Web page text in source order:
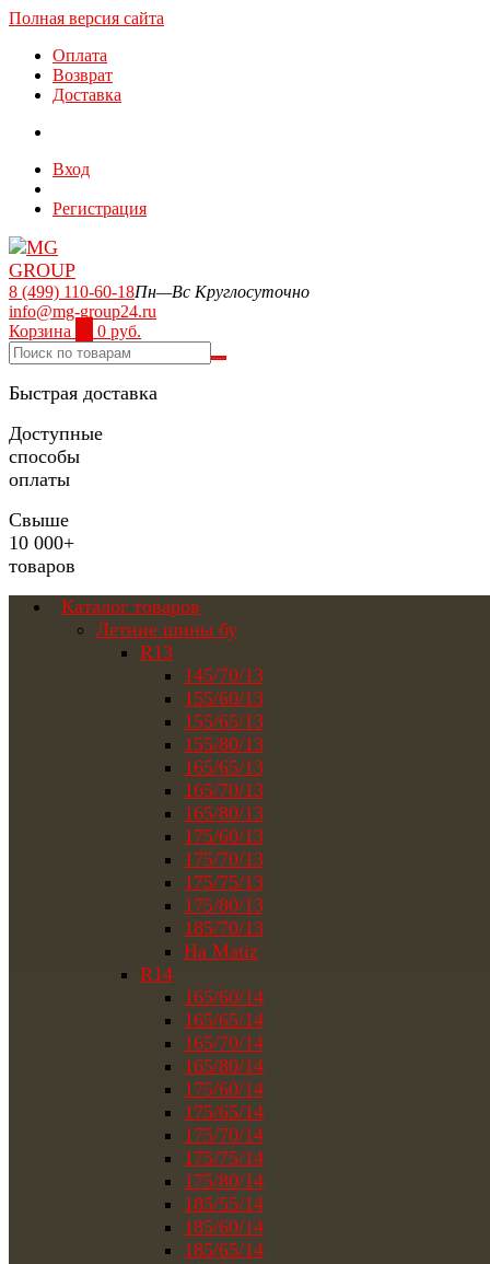
Полная версия сайта
Оплата
Возврат
Доставка
Вход
Регистрация
8 (499) 110-60-18Пн—Вс Круглосуточно
info@mg-group24.ru
Корзина
0 руб.
Быстрая доставка
Доступные
способы
оплаты
Свыше
10 000+
товаров
Каталог товаров
Летние шины бу
R13
145/70/13
155/60/13
155/65/13
155/80/13
165/65/13
165/70/13
165/80/13
175/60/13
175/70/13
175/75/13
175/80/13
185/70/13
На Matiz
R14
165/60/14
165/65/14
165/70/14
165/80/14
175/60/14
175/65/14
175/70/14
175/75/14
175/80/14
185/55/14
185/60/14
185/65/14